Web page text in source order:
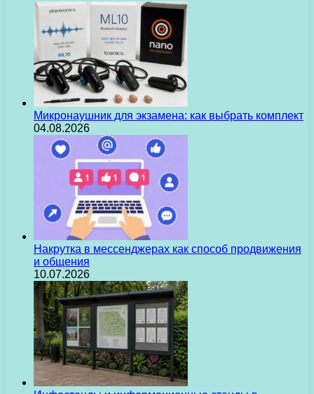
Микронаушник для экзамена: как выбрать комплект
04.08.2026
Накрутка в мессенджерах как способ продвижения
и общения
10.07.2026